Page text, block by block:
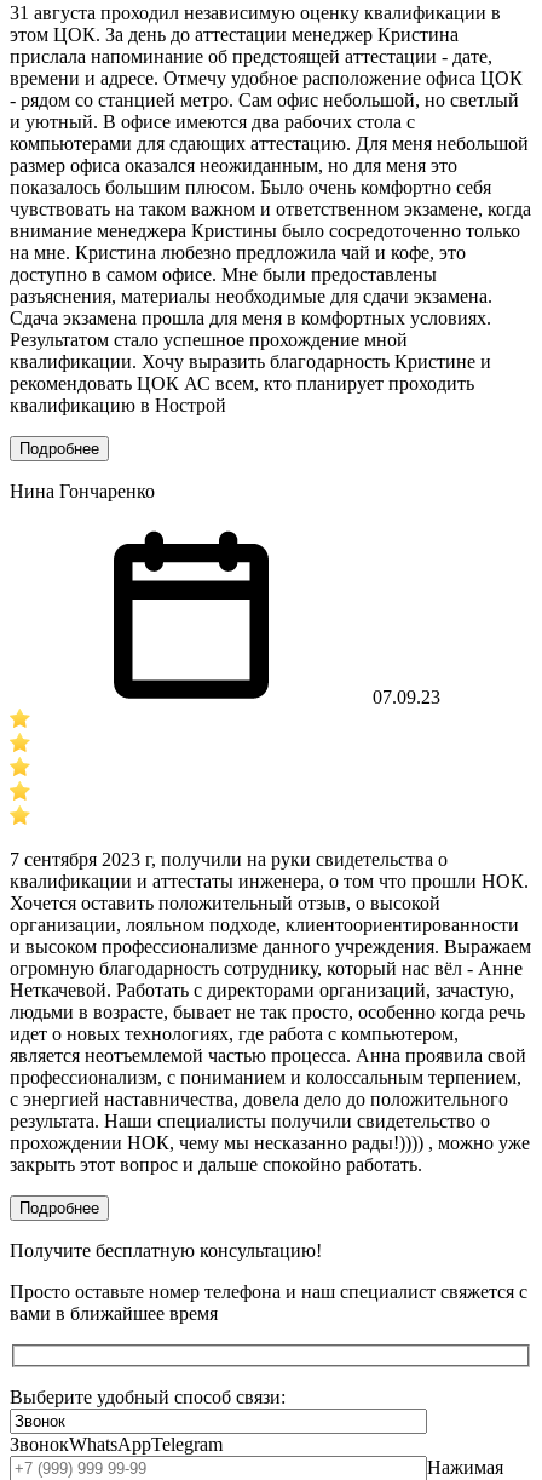
31 августа проходил независимую оценку квалификации в
этом ЦОК. За день до аттестации менеджер Кристина
прислала напоминание об предстоящей аттестации - дате,
времени и адресе. Отмечу удобное расположение офиса ЦОК
- рядом со станцией метро. Сам офис небольшой, но светлый
и уютный. В офисе имеются два рабочих стола с
компьютерами для сдающих аттестацию. Для меня небольшой
размер офиса оказался неожиданным, но для меня это
показалось большим плюсом. Было очень комфортно себя
чувствовать на таком важном и ответственном экзамене, когда
внимание менеджера Кристины было сосредоточенно только
на мне. Кристина любезно предложила чай и кофе, это
доступно в самом офисе. Мне были предоставлены
разъяснения, материалы необходимые для сдачи экзамена.
Сдача экзамена прошла для меня в комфортных условиях.
Результатом стало успешное прохождение мной
квалификации. Хочу выразить благодарность Кристине и
рекомендовать ЦОК АС всем, кто планирует проходить
квалификацию в Нострой
Подробнее
Нина Гончаренко
07.09.23
7 сентября 2023 г, получили на руки свидетельства о
квалификации и аттестаты инженера, о том что прошли НОК.
Хочется оставить положительный отзыв, о высокой
организации, лояльном подходе, клиентоориентированности
и высоком профессионализме данного учреждения. Выражаем
огромную благодарность сотруднику, который нас вёл - Анне
Неткачевой. Работать с директорами организаций, зачастую,
людьми в возрасте, бывает не так просто, особенно когда речь
идет о новых технологиях, где работа с компьютером,
является неотъемлемой частью процесса. Анна проявила свой
профессионализм, с пониманием и колоссальным терпением,
с энергией наставничества, довела дело до положительного
результата. Наши специалисты получили свидетельство о
прохождении НОК, чему мы несказанно рады!)))) , можно уже
закрыть этот вопрос и дальше спокойно работать.
Подробнее
Получите бесплатную консультацию!
Просто оставьте номер телефона и наш специалист свяжется с
вами в ближайшее время
Выберите удобный способ связи:
ЗвонокWhatsAppTelegram
Нажимая